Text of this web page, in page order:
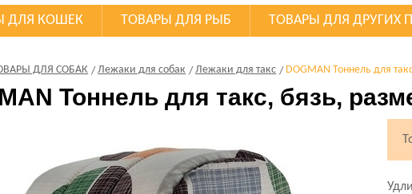
ДЛЯ КОШЕК ТОВАРЫ ДЛЯ РЫБ ТОВАРЫ ДЛЯ ДРУГИХ
ДЛЯ СОБАК Лежаки для собак Лежаки для такс DOGMAN Тоннель для
Тоннель для такс, бязь,